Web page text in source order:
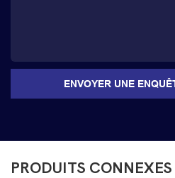
ENVOYER UNE
PRODUITS CONNEXES